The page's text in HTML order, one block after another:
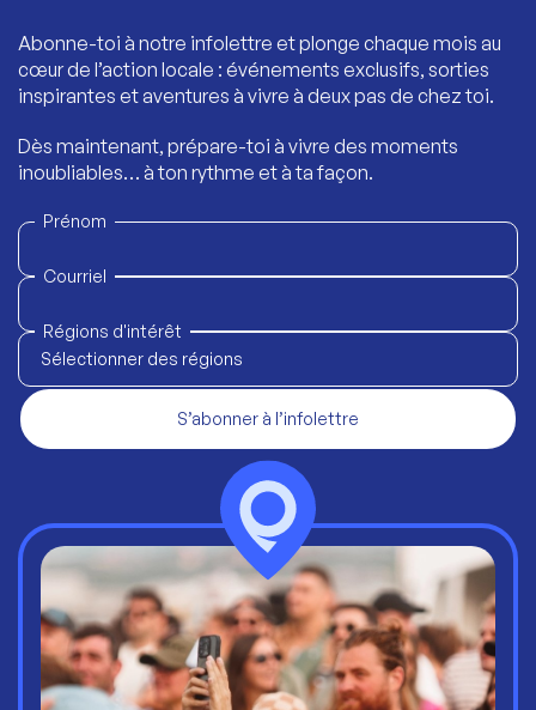
Abonne-toi à notre infolettre et plonge chaque mois au
cœur de l’action locale : événements exclusifs, sorties
inspirantes et aventures à vivre à deux pas de chez toi.
Dès maintenant, prépare-toi à vivre des moments
inoubliables… à ton rythme et à ta façon.
Prénom
Courriel
Régions d'intérêt
Sélectionner des régions
S’abonner à l’infolettre